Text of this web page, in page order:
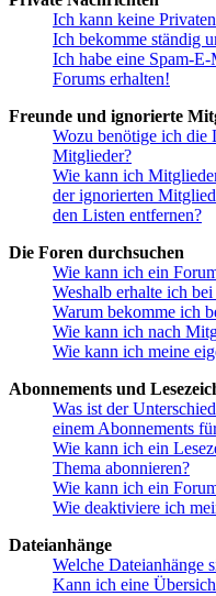
Ich kann keine
Ich bekomme ständig
Ich habe eine Spam-
Forums erhalten!
Freunde und ignorierte
Wozu benötige ich die
Mitglieder?
Wie kann ich
der ignorierten
den Listen entfernen?
Die Foren durchsuchen
Wie kann ich ein
Weshalb erhalte ich
Warum bekomme ich
Wie kann ich nach
Wie kann ich meine
Abonnements und
Was ist der
einem Abonnements
Wie kann ich ein
Thema abonnieren?
Wie kann ich ein
Wie deaktiviere ich
Dateianhänge
Welche Dateianhänge
Kann ich eine